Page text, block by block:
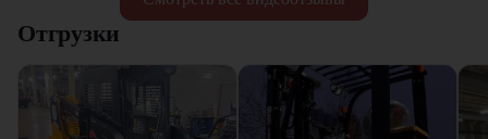
Отгрузки